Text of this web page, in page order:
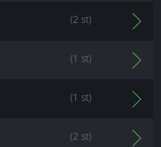
(2 st)
(1 st)
(1 st)
(2 st)